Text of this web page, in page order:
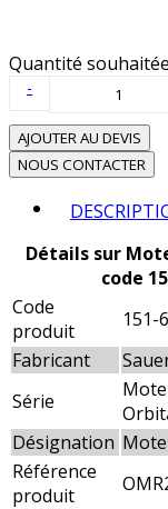
Quantité souhaitée
-
AJOUTER AU DEVIS
NOUS CONTACTER
Détails sur
code
Code
produit
151-
Fabricant
Série
Désignation
Référence
produit